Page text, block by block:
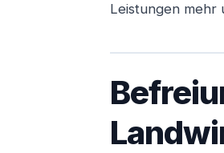
Leistungen mehr